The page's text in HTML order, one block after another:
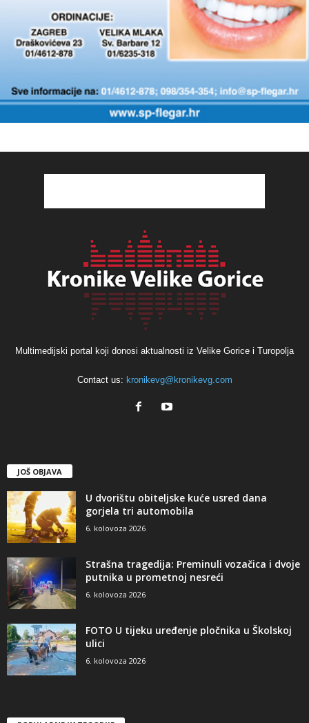
Multimedijski portal koji donosi aktualnosti iz Velike Gorice i Turopolja
Contact us: kronikevg@kronikevg.com
JOŠ OBJAVA
U dvorištu obiteljske kuće usred dana
gorjela tri automobila
6. kolovoza 2026
Strašna tragedija: Preminuli vozačica i dvoje
putnika u prometnoj nesreći
6. kolovoza 2026
FOTO U tijeku uređenje pločnika u Školskoj
ulici
6. kolovoza 2026